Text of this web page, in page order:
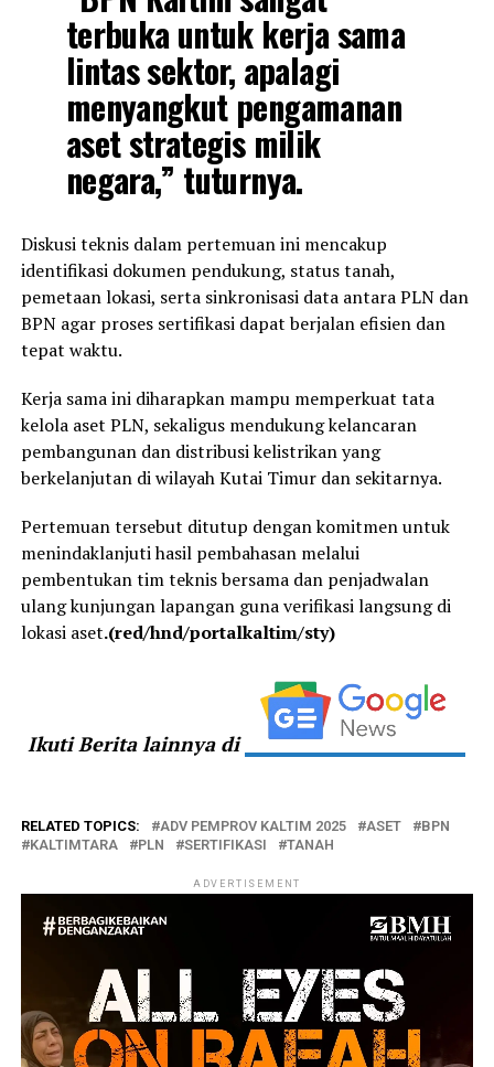
terbuka untuk kerja sama
lintas sektor, apalagi
menyangkut pengamanan
aset strategis milik
negara,” tuturnya.
Diskusi teknis dalam pertemuan ini mencakup
identifikasi dokumen pendukung, status tanah,
pemetaan lokasi, serta sinkronisasi data antara PLN dan
BPN agar proses sertifikasi dapat berjalan efisien dan
tepat waktu.
Kerja sama ini diharapkan mampu memperkuat tata
kelola aset PLN, sekaligus mendukung kelancaran
pembangunan dan distribusi kelistrikan yang
berkelanjutan di wilayah Kutai Timur dan sekitarnya.
Pertemuan tersebut ditutup dengan komitmen untuk
menindaklanjuti hasil pembahasan melalui
pembentukan tim teknis bersama dan penjadwalan
ulang kunjungan lapangan guna verifikasi langsung di
lokasi aset.(red/hnd/portalkaltim/sty)
Ikuti Berita lainnya di
RELATED TOPICS: ADV PEMPROV KALTIM 2025 ASET
BPN
KALTIMTARA
PLN SERTIFIKASI TANAH
ADVERTISEMENT